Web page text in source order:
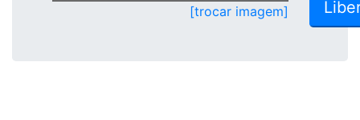
[trocar imagem]